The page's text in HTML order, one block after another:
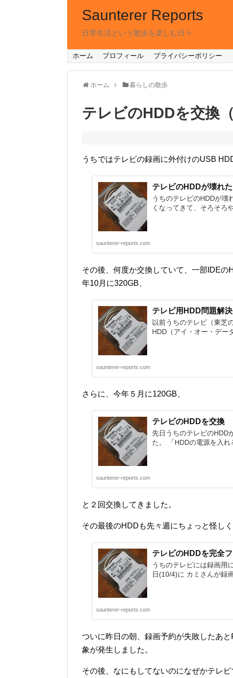
Saunterer Reports
日常生活という散歩を楽しむ日々
ホーム プロフィール プライバシーポリシー
ホーム 暮らしの散歩
テレビのHDDを交換（
うちではテレビの録画に外付けのUSB
テレビのHDDが壊れた
うちのテレビのHDDが壊
くなってきて、そろそろ
saunterer-reports.com
その後、何度か交換していて、一部IDE
年10月に320GB、
テレビ用HDD問題解決
以前うちのテレビ（東芝
HDD（アイ・オー・デー
saunterer-reports.com
さらに、今年５月に120GB、
テレビのHDDを交換
先日うちのテレビのHDD
た。 「HDDの電源を入
saunterer-reports.com
と２回交換してきました。
その最後のHDDも先々週にちょっと怪しく
テレビのHDDを完全
うちのテレビには録画用
日(10/4)に カミさんが録
saunterer-reports.com
ついに昨日の朝、録画予約が失敗したあ
象が発生しました。
その後、なにもしてないのになぜかテレ